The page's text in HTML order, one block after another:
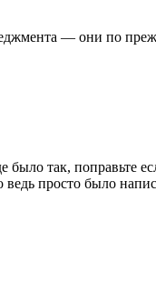
— они по
было так, поправьте
просто было